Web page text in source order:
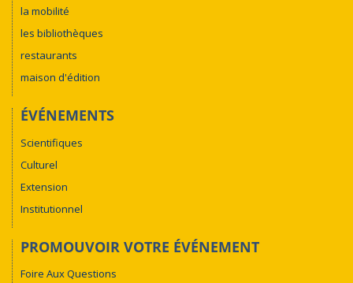
la mobilité
les bibliothèques
restaurants
maison d'édition
ÉVÉNEMENTS
Scientifiques
Culturel
Extension
Institutionnel
PROMOUVOIR VOTRE ÉVÉNEMENT
Foire Aux Questions